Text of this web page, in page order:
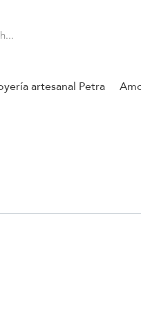
artesanal Petra